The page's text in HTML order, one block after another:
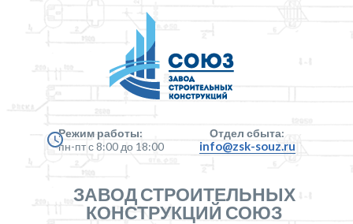
Режим работы:
пн-пт с 8:00 до 18:00
Отдел сбыта:
info@zsk-souz.ru
ЗАВОД СТРОИТЕЛЬНЫХ
КОНСТРУКЦИЙ СОЮЗ